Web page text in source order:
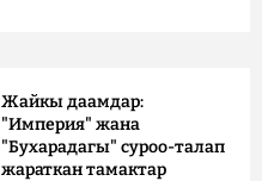
Жайкы даамдар:
"Империя" жана
"Бухарадагы" суроо-талап
жараткан тамактар